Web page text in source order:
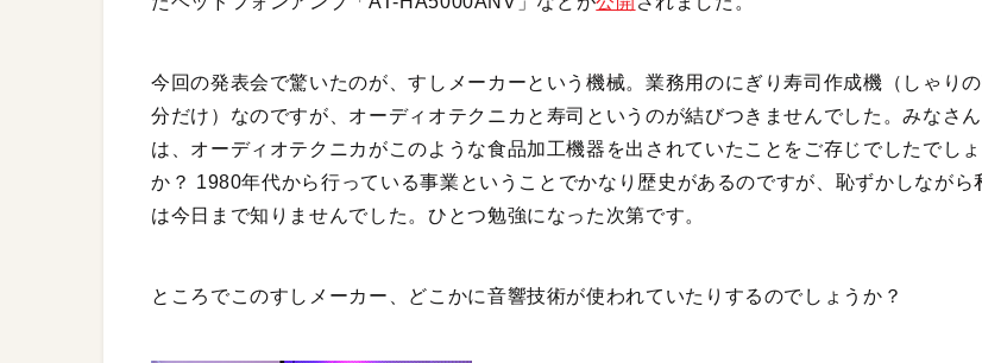
今回の発表会で驚いたのが、すしメーカーという機械。業務用のにぎり寿司作成機（しゃり
分だけ）なのですが、オーディオテクニカと寿司というのが結びつきませんでした。みなさん
は、オーディオテクニカがこのような食品加工機器を出されていたことをご存じでしたでしょ
か？ 1980年代から行っている事業ということでかなり歴史があるのですが、恥ずかしながら
は今日まで知りませんでした。ひとつ勉強になった次第です。
ところでこのすしメーカー、どこかに音響技術が使われていたりするのでしょうか？